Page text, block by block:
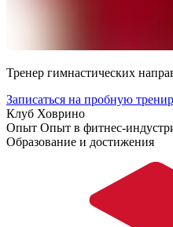
Тренер гимнастических
Записаться на пробную
Клуб Ховрино
Опыт Опыт в фитнес-
Образование и достижения